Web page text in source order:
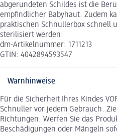
abgerundeten Schildes ist die
empfindlicher Babyhaut. Zudem
praktischen Schnullerbox schnell
sterilisiert werden.
dm-Artikelnummer: 1711213
GTIN: 4042894593547
Warnhinweise
Für die Sicherheit Ihres Kindes
Schnuller vor jedem Gebrauch.
Richtungen. Werfen Sie das
Beschädigungen oder Mängeln